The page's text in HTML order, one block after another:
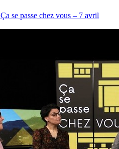
Ça se passe chez vous – 7 avril